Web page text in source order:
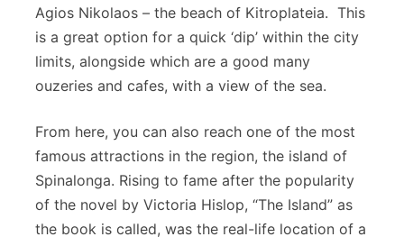
Agios Nikolaos – the beach of Kitroplateia. This
is a great option for a quick ‘dip’ within the city
limits, alongside which are a good many
ouzeries and cafes, with a view of the sea.
From here, you can also reach one of the most
famous attractions in the region, the island of
Spinalonga. Rising to fame after the popularity
of the novel by Victoria Hislop, “The Island” as
the book is called, was the real-life location of a